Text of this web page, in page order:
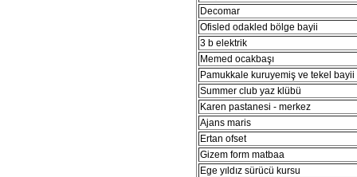
Decomar
Ofisled odakled bölge bayii
3 b elektrik
Memed ocakbaşı
Pamukkale kuruyemiş ve tekel bayii
Summer club yaz klübü
Karen pastanesi - merkez
Ajans maris
Ertan ofset
Gizem form matbaa
Ege yıldız sürücü kursu